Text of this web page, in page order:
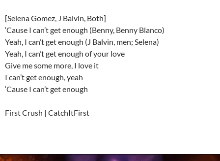
[Selena Gomez, J Balvin, Both]
‘Cause I can’t get enough (Benny, Benny Blanco)
Yeah, I can’t get enough (J Balvin, men; Selena)
Yeah, I can’t get enough of your love
Give me some more, I love it
I can’t get enough, yeah
‘Cause I can’t get enough
First Crush | CatchItFirst